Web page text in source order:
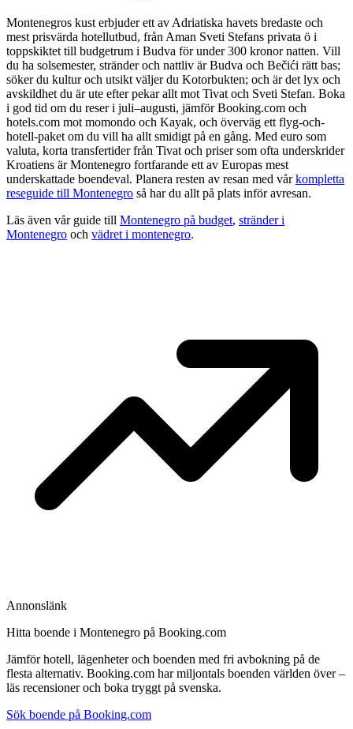
Montenegros kust erbjuder ett av Adriatiska havets bredaste och
mest prisvärda hotellutbud, från Aman Sveti Stefans privata ö i
toppskiktet till budgetrum i Budva för under 300 kronor natten. Vill
du ha solsemester, stränder och nattliv är Budva och Bečići rätt bas;
söker du kultur och utsikt väljer du Kotorbukten; och är det lyx och
avskildhet du är ute efter pekar allt mot Tivat och Sveti Stefan. Boka
i god tid om du reser i juli–augusti, jämför Booking.com och
hotels.com mot momondo och Kayak, och överväg ett flyg-och-
hotell-paket om du vill ha allt smidigt på en gång. Med euro som
valuta, korta transfertider från Tivat och priser som ofta underskrider
Kroatiens är Montenegro fortfarande ett av Europas mest
underskattade boendeval. Planera resten av resan med vårkompletta
reseguide till Montenegro så har du allt på plats inför avresan.
Läs även vår guide till Montenegro på budget, stränder i
Montenegro och vädret i montenegro.
Annonslänk
Hitta boende i Montenegro på Booking.com
Jämför hotell, lägenheter och boenden med fri avbokning på de
flesta alternativ. Booking.com har miljontals boenden världen över –
läs recensioner och boka tryggt på svenska.
Sök boende på Booking.com